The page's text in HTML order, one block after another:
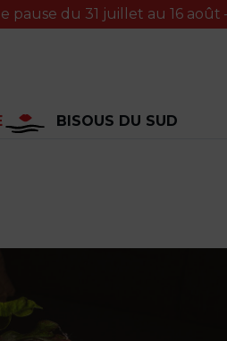
juillet au 16 août — vos
BISOUS DU SUD